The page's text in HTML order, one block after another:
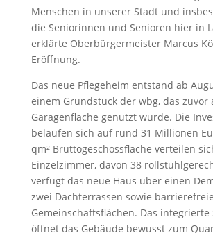
Menschen in unserer Stadt und
die Seniorinnen und Senioren hier in
erklärte Oberbürgermeister Marcus
Eröffnung.
Das neue Pflegeheim entstand ab
einem Grundstück der wbg, das zuvor
Garagenfläche genutzt wurde. Die
belaufen sich auf rund 31 Millionen
qm² Bruttogeschossfläche verteilen
Einzelzimmer, davon 38
verfügt das neue Haus über einen
zwei Dachterrassen sowie barrierefreie
Gemeinschaftsflächen. Das integrierte
öffnet das Gebäude bewusst zum